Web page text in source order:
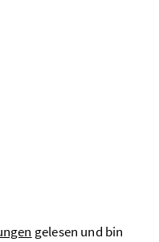
gelesen und bin